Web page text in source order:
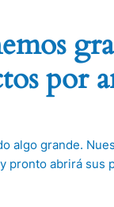
por
algo grande.
pronto abrirá sus